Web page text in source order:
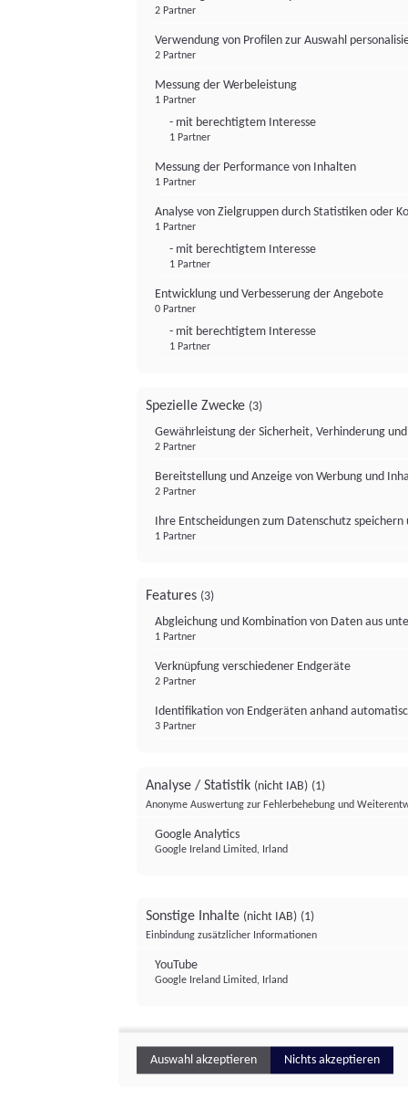
2 Partner
Verwendung von Profilen zur Auswahl
2 Partner
Messung der Werbeleistung
1 Partner
- mit berechtigtem Interesse
1 Partner
Messung der Performance von Inhalten
1 Partner
Analyse von Zielgruppen durch Statistiken oder
1 Partner
- mit berechtigtem Interesse
1 Partner
Entwicklung und Verbesserung der Angebote
0 Partner
- mit berechtigtem Interesse
1 Partner
Spezielle Zwecke (3)
Gewährleistung der Sicherheit, Verhinderung
2 Partner
Bereitstellung und Anzeige von Werbung und
2 Partner
Ihre Entscheidungen zum Datenschutz
1 Partner
Features (3)
Abgleichung und Kombination von Daten aus
1 Partner
Verknüpfung verschiedener Endgeräte
2 Partner
Identifikation von Endgeräten anhand
3 Partner
Analyse / Statistik (nicht IAB) (1)
Anonyme Auswertung zur Fehlerbehebung und
Google Analytics
Google Ireland Limited, Irland
Sonstige Inhalte (nicht IAB) (1)
Einbindung zusätzlicher Informationen
YouTube
Google Ireland Limited, Irland
Auswahl akzeptieren Nichts akzeptieren